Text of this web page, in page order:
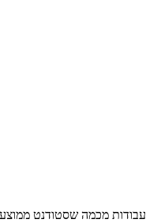
לסטודנטים. כנראה שכתבתי יותר מפי 100